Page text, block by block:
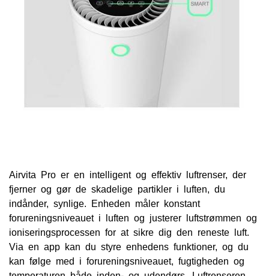
Airvita Pro er en intelligent og effektiv luftrenser, der
fjerner og gør de skadelige partikler i luften, du
indånder, synlige. Enheden måler konstant
forureningsniveauet i luften og justerer luftstrømmen og
ioniseringsprocessen for at sikre dig den reneste luft.
Via en app kan du styre enhedens funktioner, og du
kan følge med i forureningsniveauet, fugtigheden og